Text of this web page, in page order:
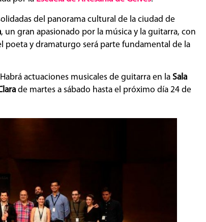
del panorama cultural de la ciudad de
, un gran apasionado por la música y la guitarra, con
poeta y dramaturgo será parte fundamental de la
actuaciones musicales de guitarra en la Sala
de martes a sábado hasta el próximo día 24 de